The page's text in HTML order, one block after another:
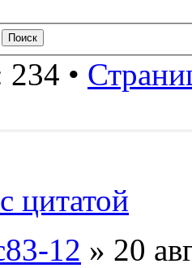
•
цитатой
12 » 20